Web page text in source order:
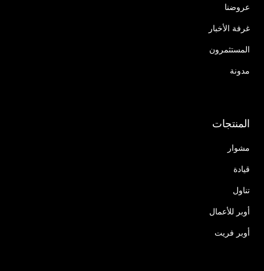
عروضنا
غرفة الأخبار
المستثمرون
مدونة
المنتجات
مشوار
قيادة
تناول
أوبر للأعمال
أوبر فريت